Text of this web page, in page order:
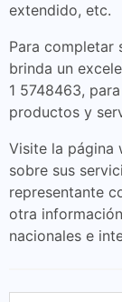
extendido, etc.
Para completar
brinda un
1 5748463,
productos y
Visite la página
sobre sus
representante
otra
nacionales e